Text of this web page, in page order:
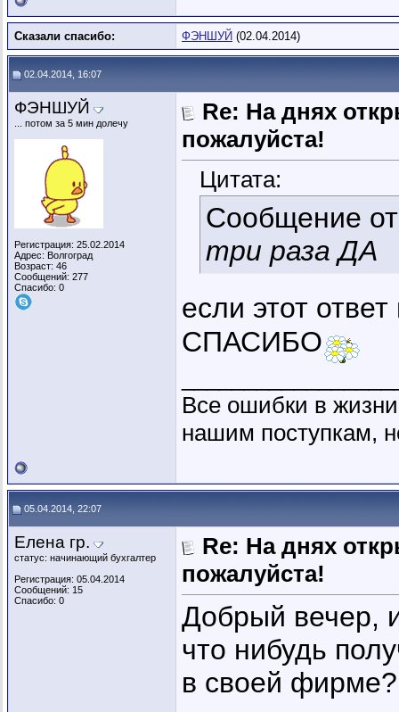
Сказали спасибо: ФЭНШУЙ (02.04.2014)
02.04.2014, 16:07
ФЭНШУЙ
... потом за 5 мин долечу
Регистрация: 25.02.2014
Адрес: Волгоград
Возраст: 46
Сообщений: 277
Спасибо: 0
Re: На днях
пожалуйста!
Цитата:
Сообщение
три раза ДА
если этот
СПАСИБО
Все ошибки в
нашим поступкам,
05.04.2014, 22:07
Елена гр.
статус: начинающий бухгалтер
Регистрация: 05.04.2014
Сообщений: 15
Спасибо: 0
Re: На днях
пожалуйста!
Добрый вечер,
что нибудь
в своей фирме?